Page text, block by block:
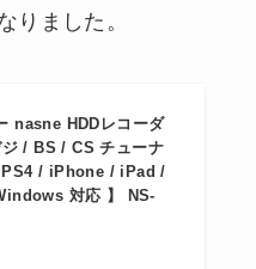
りました。
nasne HDDレコーダ
/ BS / CS チューナ
/ iPhone / iPad /
対応 】 NS-